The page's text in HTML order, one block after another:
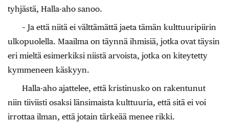
tyhjästä, Halla-aho sanoo.
– Ja että niitä ei välttämättä jaeta tämän kulttuuripiirin
ulkopuolella. Maailma on täynnä ihmisiä, jotka ovat täysin
eri mieltä esimerkiksi niistä arvoista, jotka on kiteytetty
kymmeneen käskyyn.
Halla-aho ajattelee, että kristinusko on rakentunut
niin tiiviisti osaksi länsimaista kulttuuria, että sitä ei voi
irrottaa ilman, että jotain tärkeää menee rikki.